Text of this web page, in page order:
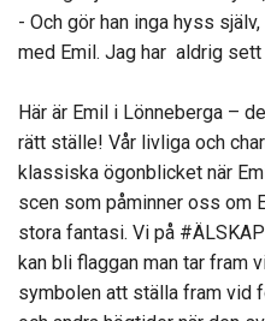
- Och gör han inga hyss
med Emil. Jag har aldrig sett
Här är Emil i Lönneberga –
rätt ställe! Vår livliga och
klassiska ögonblicket när
scen som påminner oss om
stora fantasi. Vi på
kan bli flaggan man tar fram
symbolen att ställa fram vid